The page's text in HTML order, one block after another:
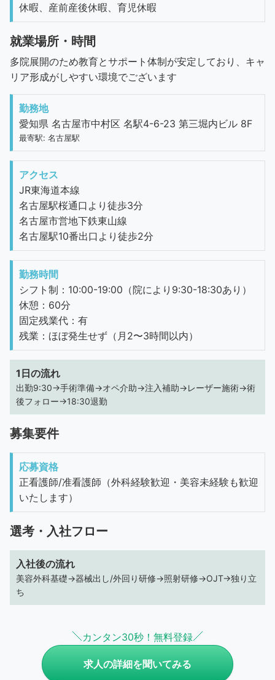
休暇、産前産後休暇、育児休暇
就業場所・時間
多院展開のため教育とサポート体制が安定しており、キャ
リア形成がしやすい環境でございます
勤務地
愛知県 名古屋市中村区 名駅4-6-23 第三堀内ビル 8F
最寄駅: 名古屋駅
アクセス
JR東海道本線
名古屋駅桜通口より徒歩3分
名古屋市営地下鉄東山線
名古屋駅10番出口より徒歩2分
勤務時間
シフト制：10:00-19:00（院により9:30-18:30あり）
休憩：60分
固定残業代：有
残業：ほぼ発生せず（月2〜3時間以内）
1日の流れ
出勤9:30→手術準備→オペ介助→注入補助→レーザー施術→術
後フォロー→18:30退勤
募集要件
応募資格
正看護師/准看護師（外科経験歓迎・美容未経験も歓迎
いたします）
選考・入社フロー
入社後の流れ
美容外科基礎→器械出し/外回り研修→照射研修→OJT→独り立
ち
カンタン30秒！無料登録
求人の詳細を聞いてみる